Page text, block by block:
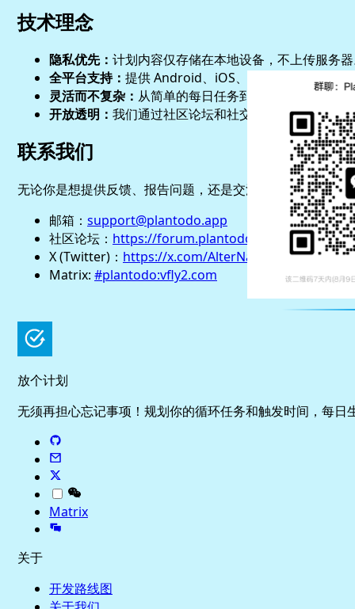
技术理念
隐私优先： 计划内容仅存储在本地设备，不上传服务
全平台支持： 提供 Android、iOS、Windows、
灵活而不复杂： 从简单的每日任务到复杂的条件触发
开放透明： 我们通过社区论坛和社交平台与用户保持
联系我们
无论你是想提供反馈、报告问题，还是交流想法，都可以通
邮箱： support@plantodo.app
社区论坛： https://forum.plantodo.app/
X (Twitter)： https://x.com/AlterNao1
Matrix: #plantodo:vfly2.com
放个计划
无须再担心忘记事项！规划你的循环任务和触发时间，每
Matrix
关于
开发路线图